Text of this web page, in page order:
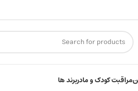
ارسال رایگان برای خرید ۳.۵ میلیون به یالا
مراقبت کودک و مادربرند ها